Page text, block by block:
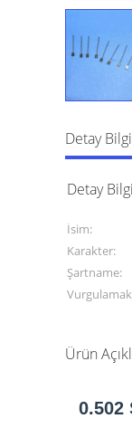
Detay Bilgi
Detay Bilgi
İsim:
Karakter:
Şartname:
Ürün
0.502